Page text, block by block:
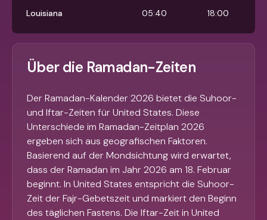
Louisiana
05:40 18:00
Über die Ramadan-Zeiten
Der Ramadan-Kalender 2026 bietet die Suhoor-
und Iftar-Zeiten für United States. Diese
Unterschiede im Ramadan-Zeitplan 2026
ergeben sich aus geografischen Faktoren.
Basierend auf der Mondsichtung wird erwartet,
dass der Ramadan im Jahr 2026 am 18. Februar
beginnt. In United States entspricht die Suhoor-
Zeit der Fajr-Gebetszeit und markiert den Beginn
des täglichen Fastens. Die Iftar-Zeit in United